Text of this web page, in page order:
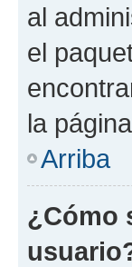
al
el
la
Arriba
¿Cómo